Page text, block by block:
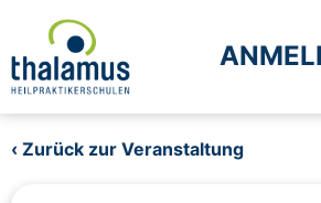
‹ Zurück zur Veranstaltung